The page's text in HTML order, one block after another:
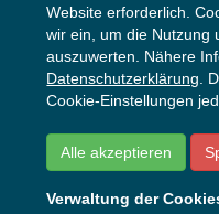
DATENSCHUTZ
Zertifiziert durch
WS
Zur Datenschutzerklärung
© ISQ Impressum
Website erforderlich.
wir ein, um die Nutzung
auszuwerten. Nähere
Datenschutzerklärung .
Cookie-Einstellungen
Alle akzeptieren
Verwaltung der